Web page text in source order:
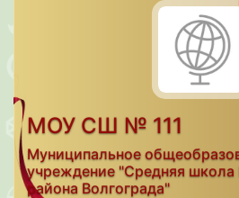
МОУ СШ № 111
Муниципальное
учреждение "Средняя школа
района Волгограда"